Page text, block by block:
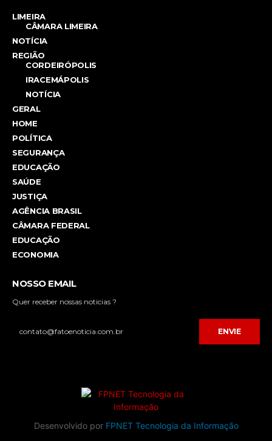
LIMEIRA
CÂMARA LIMEIRA
NOTÍCIA
REGIÃO
CORDEIRÓPOLIS
IRACEMÁPOLIS
NOTÍCIA
GERAL
HOME
POLÍTICA
SEGURANÇA
EDUCAÇÃO
SAÚDE
JUSTIÇA
AGÊNCIA BRASIL
CÂMARA FEDERAL
EDUCAÇÃO
ECONOMIA
NOSSO EMAIL
Quer receber nossas noticias ?
ENVIE
Desenvolvido por FPNET Tecnologia da Informação